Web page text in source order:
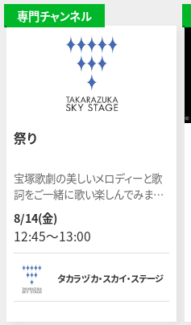
専門チャンネル
祭り
宝塚歌劇の美しいメロディーと歌
詞をご一緒に歌い楽しんでみませ
んか。今回は「祭り」をテーマにお送
りします。
8/14(金)
12:45〜13:00
タカラヅカ・スカイ・ステージ